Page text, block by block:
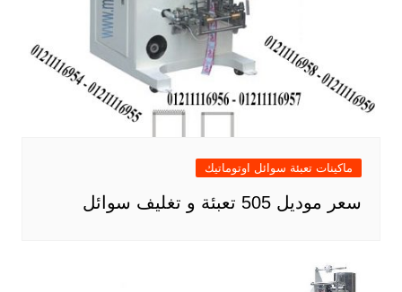
ماكينات تعبئة سوائل اوتوماتيك
سعر موديل 505 تعبئة و تغليف سوائل